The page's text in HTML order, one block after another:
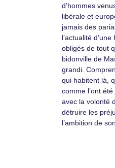
d’hommes
libérale et
jamais des
l’actualité
obligés de tout
bidonville de
grandi.
qui habitent là,
comme l’ont
avec la volonté
détruire les
l’ambition de